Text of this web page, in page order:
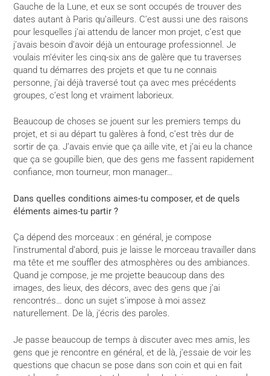
Gauche de la Lune, et eux se sont occupés de trouver des
dates autant à Paris qu’ailleurs. C’est aussi une des raisons
pour lesquelles j’ai attendu de lancer mon projet, c’est que
j’avais besoin d’avoir déjà un entourage professionnel. Je
voulais m’éviter les cinq-six ans de galère que tu traverses
quand tu démarres des projets et que tu ne connais
personne, j’ai déjà traversé tout ça avec mes précédents
groupes, c’est long et vraiment laborieux.
Beaucoup de choses se jouent sur les premiers temps du
projet, et si au départ tu galères à fond, c’est très dur de
sortir de ça. J’avais envie que ça aille vite, et j’ai eu la chance
que ça se goupille bien, que des gens me fassent rapidement
confiance, mon tourneur, mon manager…
Dans quelles conditions aimes-tu composer, et de quels
éléments aimes-tu partir ?
Ça dépend des morceaux : en général, je compose
l’instrumental d’abord, puis je laisse le morceau travailler dans
ma tête et me souffler des atmosphères ou des ambiances.
Quand je compose, je me projette beaucoup dans des
images, des lieux, des décors, avec des gens que j’ai
rencontrés… donc un sujet s’impose à moi assez
naturellement. De là, j’écris des paroles.
Je passe beaucoup de temps à discuter avec mes amis, les
gens que je rencontre en général, et de là, j’essaie de voir les
questions que chacun se pose dans son coin et qui en fait